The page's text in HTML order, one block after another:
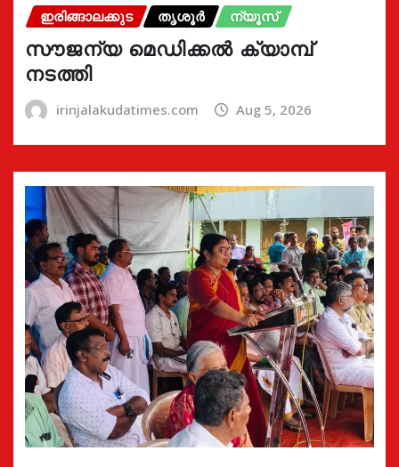
ഇരിങ്ങാലക്കുട തൃശൂർ ന്യൂസ്
സൗജന്യ മെഡിക്കൽ ക്യാമ്പ്
നടത്തി
irinjalakudatimes.com Aug 5, 2026